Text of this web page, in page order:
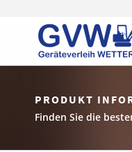
PRODUKT
Finden Sie die